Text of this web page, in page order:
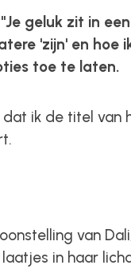
geluk zit in
'zijn' en hoe
toe te laten.
ik de titel van
van
in haar